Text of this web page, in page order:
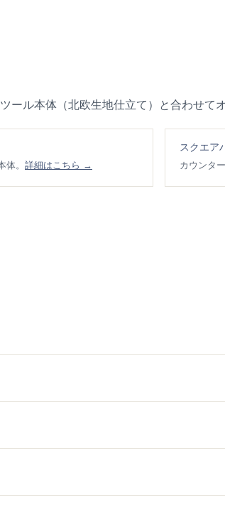
ール本体（北欧生地仕立て）と合わせて
。 詳細はこちら →
スクエア
カウンタ